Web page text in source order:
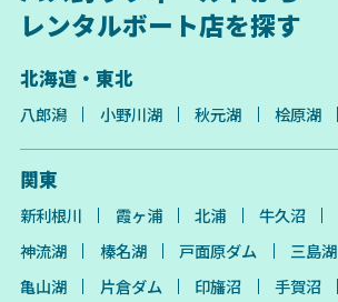
レンタルボート店を探す
北海道・東北
八郎潟 小野川湖 秋元湖 桧原湖
関東
新利根川 霞ヶ浦 北浦 牛久沼
神流湖
榛名湖 戸面原ダム 三島湖
亀山湖
片倉ダム 印旛沼
手賀沼